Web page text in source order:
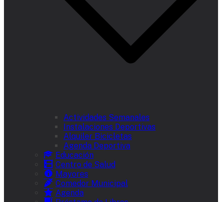
Actividades Semanales
Instalaciones Deportivas
Alquiler Bicicletas
Agenda Deportiva
Educación
Centro de Salud
Mayores
Comedor Municipal
Agenda